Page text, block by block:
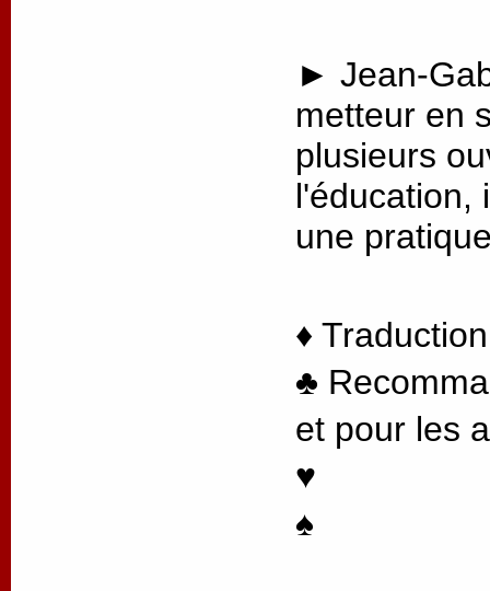
► Jean-
metteur en
plusieurs
l'éducation,
une
♦
♣
et pour les
♥
♠